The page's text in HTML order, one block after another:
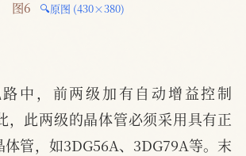
图6 🔍原图 (430×380)
中，前两级加有自动增益控制
，此两级的晶体管必须采用具有正
体管，如3DG56A、3DG79A等。末